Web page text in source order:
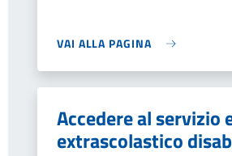
VAI ALLA PAGINA
Accedere al servizio
extrascolastico